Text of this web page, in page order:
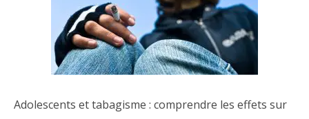
Adolescents et tabagisme : comprendre les effets sur